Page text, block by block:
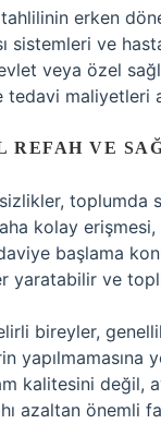
erken
sistemleri ve
veya özel
tedavi maliyetleri
REFAH VE
toplumda
kolay
başlama
yaratabilir ve
bireyler,
yapılmamasına
kalitesini değil,
azaltan önemli